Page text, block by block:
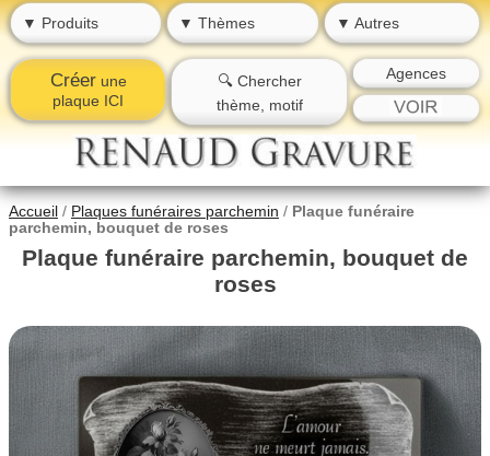
▼ Produits ▼ Thèmes ▼ Autres
Créerune
plaque ICI
🔍 Chercher
thème, motif
Agences
Accueil / Plaques funéraires parchemin / Plaque funéraire
parchemin, bouquet de roses
Plaque funéraire parchemin, bouquet de
roses